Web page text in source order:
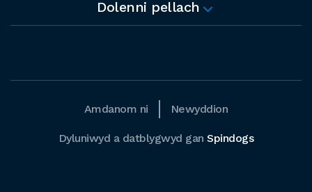
Dolenni pellach
Amdanom ni Newyddion
Dyluniwyd a datblygwyd ganSpindogs